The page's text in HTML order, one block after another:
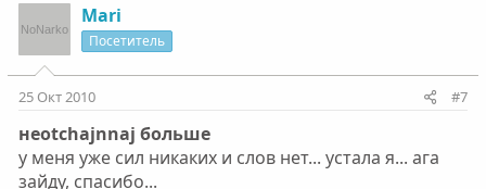
Mari
Посетитель
25 Окт 2010 #7
неotchajnnaj больше
у меня уже сил никаких и слов нет... устала я... ага
зайду, спасибо...